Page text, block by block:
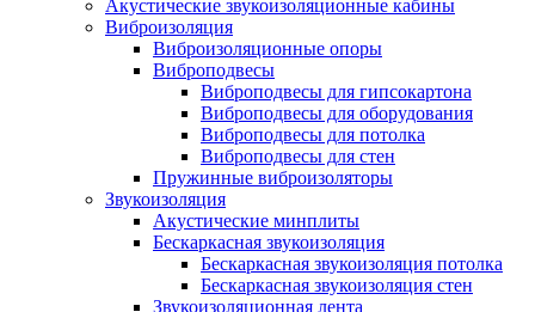
Акустические звукоизоляционные кабины
Виброизоляция
Виброизоляционные опоры
Виброподвесы
Виброподвесы для гипсокартона
Виброподвесы для оборудования
Виброподвесы для потолка
Виброподвесы для стен
Пружинные виброизоляторы
Звукоизоляция
Акустические минплиты
Бескаркасная звукоизоляция
Бескаркасная звукоизоляция потолка
Бескаркасная звукоизоляция стен
Звукоизоляционная лента